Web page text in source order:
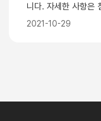
니다. 자세한 사항은
연구명: 고령층 및 요
2021-10-29